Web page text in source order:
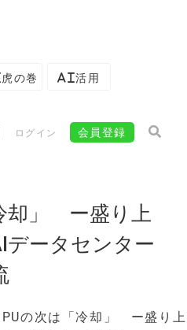
の巻 AI活用
ログイン 会員登録
却」 ー盛り上
データセンター
の次は「冷却」 ー盛り上